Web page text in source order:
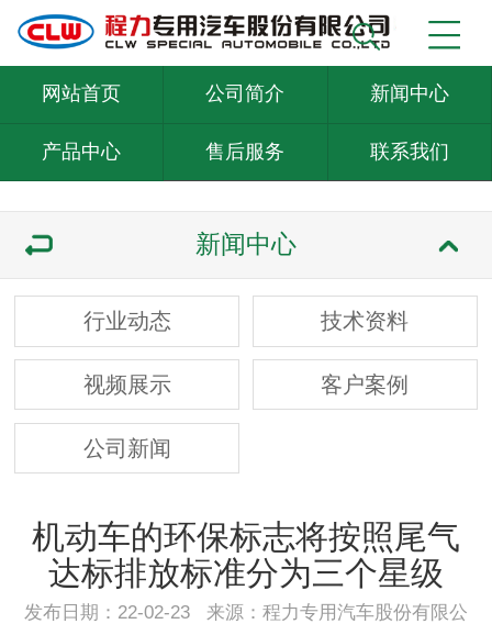
网站首页 公司简介 新闻中心
产品中心 售后服务 联系我们
新闻中心
行业动态 技术资料
视频展示 客户案例
公司新闻
机动车的环保标志将按照尾气
达标排放标准分为三个星级
发布日期：22-02-23 来源：程力专用汽车股份有限公